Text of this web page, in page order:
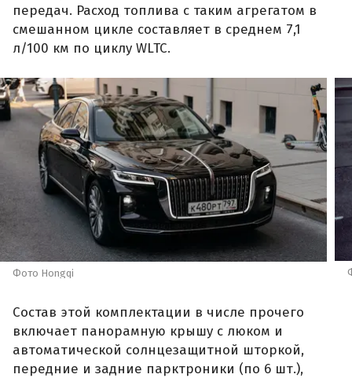
передач. Расход топлива с таким агрегатом в
смешанном цикле составляет в среднем 7,1
л/100 км по циклу WLTC.
Фото Hongqi
Состав этой комплектации в числе прочего
включает панорамную крышу с люком и
автоматической солнцезащитной шторкой,
передние и задние парктроники (по 6 шт.),